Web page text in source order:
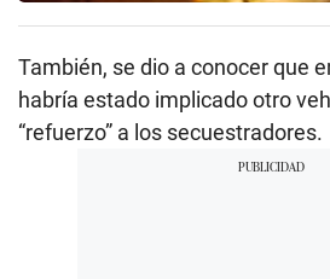
También, se dio a conocer que
habría estado implicado otro
“refuerzo” a los secuestradores.